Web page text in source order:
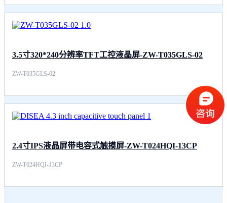
3.5寸320*240分辨率TFT工控液晶屏-ZW-T035GLS-02
ZW-T035GLS-02
2.4寸IPS液晶屏带电容式触摸屏-ZW-T024HQI-13CP
ZW-T024HQI-13CP